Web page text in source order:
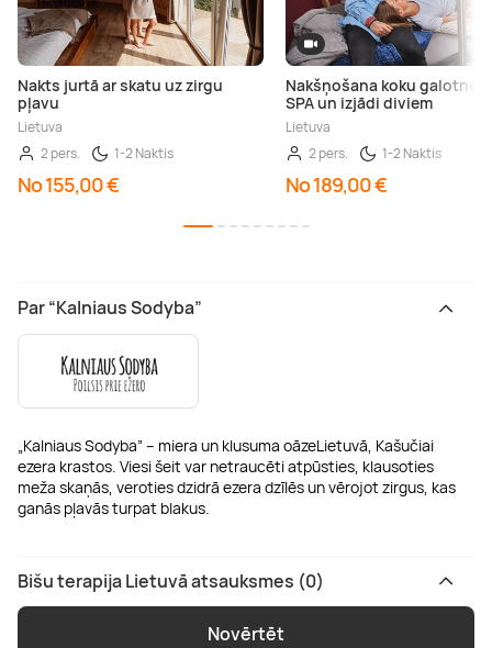
Nakts jurtā ar skatu uz zirgu
pļavu
Lietuva
2 pers.
1-2 Naktis
No 155,00 €
Nakšņošana koku galotnēs
SPA un izjādi diviem
Lietuva
2 pers.
1-2 Naktis
No 189,00 €
Par “Kalniaus Sodyba”
„Kalniaus Sodyba” – miera un klusuma oāzeLietuvā, Kašučiai
ezera krastos. Viesi šeit var netraucēti atpūsties, klausoties
meža skaņās, veroties dzidrā ezera dzīlēs un vērojot zirgus, kas
ganās pļavās turpat blakus.
Bišu terapija Lietuvā atsauksmes (0)
Novērtēt